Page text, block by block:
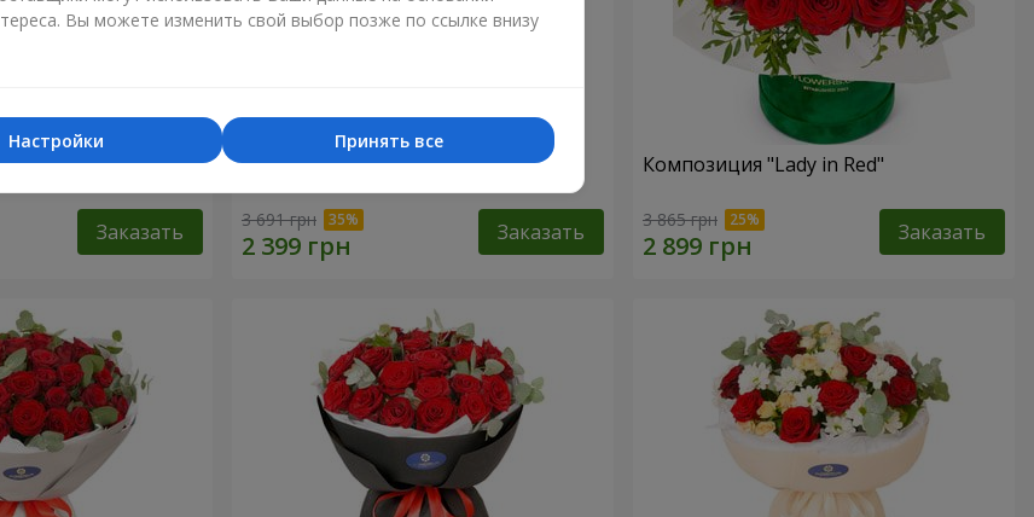
Пандой
Заказать
19 красных роз с Мишкой
3 691 грн Заказать
Композиция "Lady in Red"
3 865 грн Заказать
Вы можете изменить свой выбор позже по ссылке внизу
Принять все
Настройки